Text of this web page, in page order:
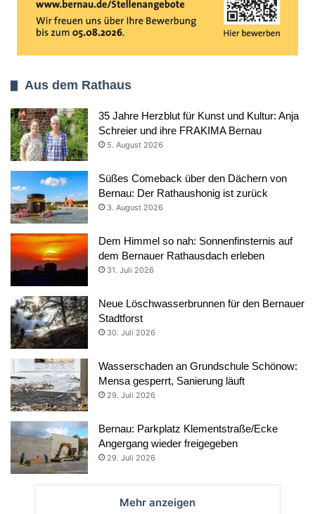
Aus dem Rathaus
35 Jahre Herzblut für Kunst und Kultur: Anja
Schreier und ihre FRAKIMA Bernau
5. August 2026
Süßes Comeback über den Dächern von
Bernau: Der Rathaushonig ist zurück
3. August 2026
Dem Himmel so nah: Sonnenfinsternis auf
dem Bernauer Rathausdach erleben
31. Juli 2026
Neue Löschwasserbrunnen für den Bernauer
Stadtforst
30. Juli 2026
Wasserschaden an Grundschule Schönow:
Mensa gesperrt, Sanierung läuft
29. Juli 2026
Bernau: Parkplatz Klementstraße/Ecke
Angergang wieder freigegeben
29. Juli 2026
Mehr anzeigen